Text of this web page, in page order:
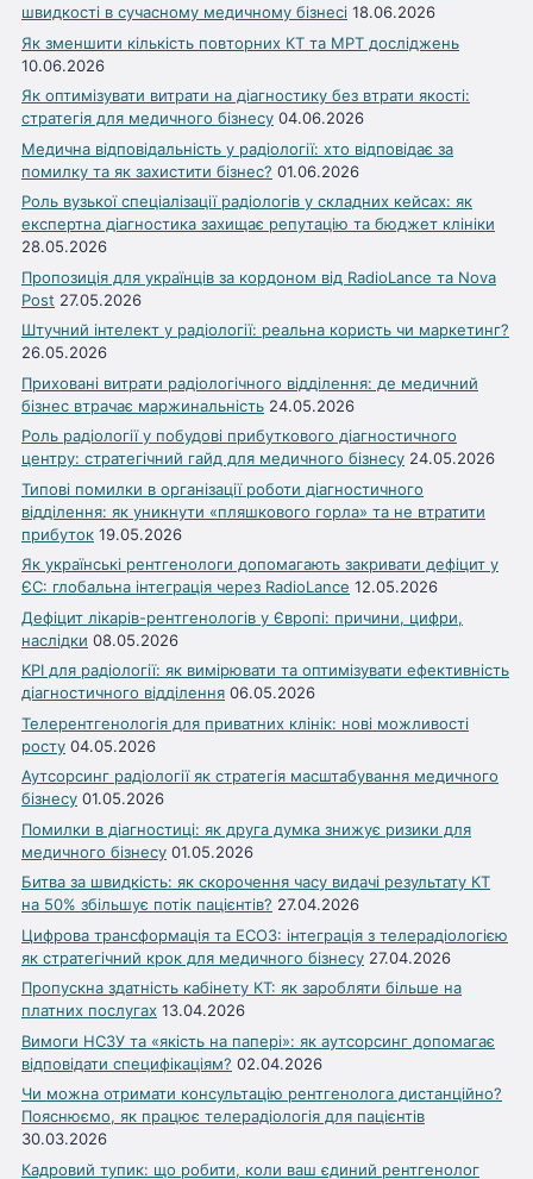
швидкості в сучасному медичному бізнесі 18.06.2026
Як зменшити кількість повторних КТ та МРТ досліджень
10.06.2026
Як оптимізувати витрати на діагностику без втрати якості:
стратегія для медичного бізнесу 04.06.2026
Медична відповідальність у радіології: хто відповідає за
помилку та як захистити бізнес? 01.06.2026
Роль вузької спеціалізації радіологів у складних кейсах: як
експертна діагностика захищає репутацію та бюджет клініки
28.05.2026
Пропозиція для українців за кордоном від RadioLance та Nova
Post 27.05.2026
Штучний інтелект у радіології: реальна користь чи маркетинг?
26.05.2026
Приховані витрати радіологічного відділення: де медичний
бізнес втрачає маржинальність 24.05.2026
Роль радіології у побудові прибуткового діагностичного
центру: стратегічний гайд для медичного бізнесу 24.05.2026
Типові помилки в організації роботи діагностичного
відділення: як уникнути «пляшкового горла» та не втратити
прибуток 19.05.2026
Як українські рентгенологи допомагають закривати дефіцит у
ЄС: глобальна інтеграція через RadioLance 12.05.2026
Дефіцит лікарів-рентгенологів у Європі: причини, цифри,
наслідки 08.05.2026
KPI для радіології: як вимірювати та оптимізувати ефективність
діагностичного відділення 06.05.2026
Телерентгенологія для приватних клінік: нові можливості
росту 04.05.2026
Аутсорсинг радіології як стратегія масштабування медичного
бізнесу 01.05.2026
Помилки в діагностиці: як друга думка знижує ризики для
медичного бізнесу 01.05.2026
Битва за швидкість: як скорочення часу видачі результату КТ
на 50% збільшує потік пацієнтів? 27.04.2026
Цифрова трансформація та ЕСОЗ: інтеграція з телерадіологією
як стратегічний крок для медичного бізнесу 27.04.2026
Пропускна здатність кабінету КТ: як заробляти більше на
платних послугах 13.04.2026
Вимоги НСЗУ та «якість на папері»: як аутсорсинг допомагає
відповідати специфікаціям? 02.04.2026
Чи можна отримати консультацію рентгенолога дистанційно?
Пояснюємо, як працює телерадіологія для пацієнтів
30.03.2026
Кадровий тупик: що робити, коли ваш єдиний рентгенолог